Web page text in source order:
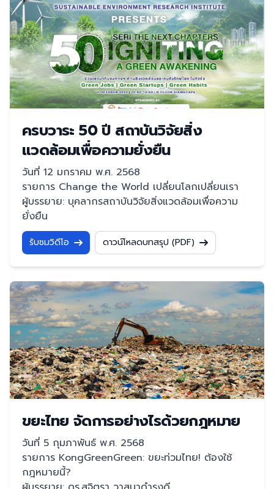
ครบวาระ 50 ปี สถาบันวิจัยสิ่ง
แวดล้อมเพื่อความยั่งยืน
วันที่ 12 มกราคม พ.ศ. 2568
รายการ Change the World เปลี่ยนโลกเปลี่ยนเรา
ผู้บรรยาย: บุคลากรสถาบันวิจัยสิ่งแวดล้อมเพื่อความ
ยั่งยืน
รับชมวิดีโอ ดาวน์โหลดบทสรุป (PDF)
ขยะไทย จัดการอย่างไรด้วยกฎหมาย
วันที่ 5 กุมภาพันธ์ พ.ศ. 2568
รายการ KongGreenGreen: ขยะท่วมไทย! ต้องใช้
กฎหมายนี้?